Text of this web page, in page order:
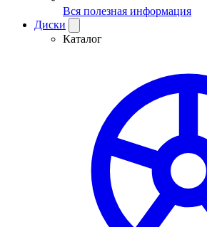
Вся полезная информация
Диски
Каталог